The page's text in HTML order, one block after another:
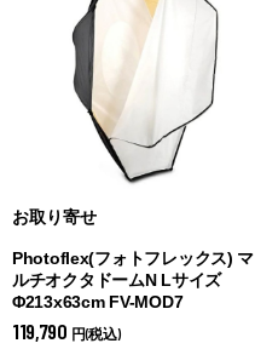
お取り寄せ
Photoflex(フォトフレックス) マ
ルチオクタドームN Lサイズ
Φ213x63cm FV-MOD7
119,790 円(税込)